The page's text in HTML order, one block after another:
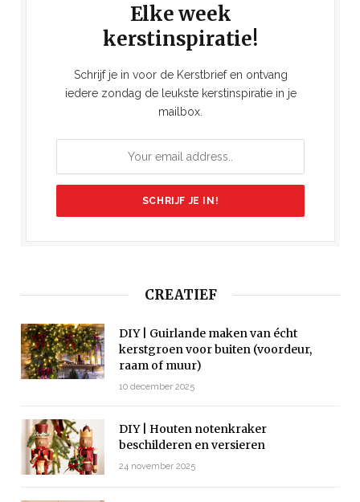
Elke week
kerstinspiratie!
Schrijf je in voor de Kerstbrief en ontvang
iedere zondag de leukste kerstinspiratie in je
mailbox.
CREATIEF
DIY | Guirlande maken van écht
kerstgroen voor buiten (voordeur,
raam of muur)
10 december 2025
DIY | Houten notenkraker
beschilderen en versieren
24 november 2025